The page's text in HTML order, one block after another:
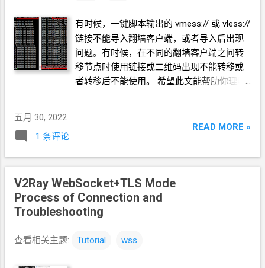
有时候，一键脚本输出的 vmess:// 或 vless://
链接不能导入翻墙客户端，或者导入后出现
问题。有时候，在不同的翻墙客户端之间转
移节点时使用链接或二维码出现不能转移或
者转移后不能使用。 希望此文能帮肋你理解
五月 30, 2022
1 条评论
READ MORE »
V2Ray WebSocket+TLS Mode
Process of Connection and
Troubleshooting
查看相关主题: Tutorial wss